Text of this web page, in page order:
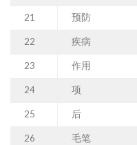
21 预防
22 疾病
23 作用
24 项
25 后
26 毛笔